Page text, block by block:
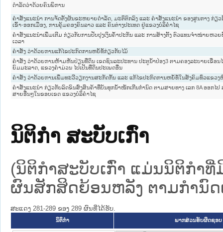
ດໍາລັດວ່າດ້ວຍຄົນພິການ
ຄຳສັ່ງແນະນຳ ການຈັດຕັ້ງຜັນຂະຫຍາຍດຳລັດ, ມະຕິຕົກລົງ ແລະ ຄຳສັ່ງແນະນຳ ຂອງສູນກາງ ກ່ຽວ
ເຂົ້າ-ອອກເມືອງ, ການຄຸ້ມຄອງຄົນລາວ ແລະ ຄົນຕ່າງປະເທດ ຢູ່ແຂວງບໍລິຄຳໄຊ
ຄຳສັ່ງແນະນຳເພີ່ມເຕີມ ກ່ຽວກັບການປັບປຸງເງິນຄ້ຳປະກັນ ແລະ ການສ້າງຕັ້ງ ຕົວແທນຈຳໜ່າຍຫວ
ເວລາ
ຄຳສັ່ງ ວ່າດ້ວຍການແກ້ໄຂປະກົດການຫຍໍ້ທໍ້ກ່ຽວກັບໄມ້
ຄຳສັ່ງ ວ່າດ້ວຍການຫ້າມຫັນປ່ຽນທີ່ດິນ ເຂດຊົນລະປະທານ ປະຕູນ້ຳປ່ອງ3 ຕາມຄອງລະບາຍເຂື່ອນໄ
ຍົມມະລາດ, ແຂວງຄຳມ່ວນ ໄປເປັນທີ່ດິນປະເພດອື່ນ
ຄຳສັ່ງ ວ່າດ້ວຍການເພີ່ມທະວີວຽກງານສະກັດກັ້ນ ແລະ ແກ້ໄຂປະກົດການຫຍໍ້ທໍ້ໃນສັງຄົມທົ່ວແຂວງ
ຄຳສັ່ງແນະນຳ ກ່ຽວກັບລົດຂົນສົ່ງສິນຄ້າທີ່ບັນທຸກນ້ຳໜັກເກີນກຳນົດ ຕາມສາຍທາງ ເລກ 8A ອອກໄ
ສາຍອື່ນໆໃນຂອບເຂດ ແຂວງບໍລິຄຳໄຊ
ນິຕິກໍາ ສະບັບເກົ່າ
(ນິຕິກໍາສະບັບເກົ່າ ແມ່ນນິຕິກໍາ
ຜົນສັກສິດຍ້ອນຫລັງ ຕາມກໍານົດ
ສະແດງ 281-289 ຂອງ 289 ຜົນທີ່ໄດ້ຮັບ.
ນິຕິກໍາ ພາກສ່ວນຮັບຜິດຊອບ